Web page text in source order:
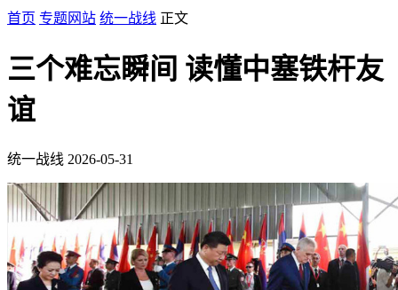
首页 专题网站 统一战线 正文
三个难忘瞬间 读懂中塞铁杆友
谊
统一战线 2026-05-31